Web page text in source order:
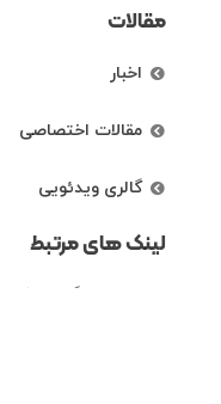
مقالات
اخبار
مقالات اختصاصی
گالری ویدئویی
لینک های مرتبط
نهادهای گواهی کننده